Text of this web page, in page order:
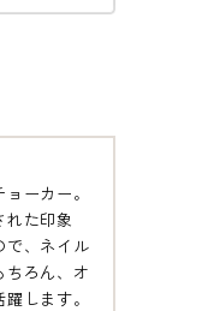
ーカー。
た印象
で、ネイル
ちろん、オ
します。